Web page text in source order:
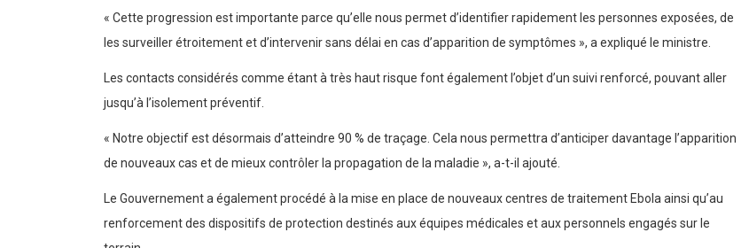
« Cette progression est importante parce qu’elle nous permet d’identifier rapidement les personnes exposées, de
les surveiller étroitement et d’intervenir sans délai en cas d’apparition de symptômes », a expliqué le ministre.
Les contacts considérés comme étant à très haut risque font également l’objet d’un suivi renforcé, pouvant aller
jusqu’à l’isolement préventif.
« Notre objectif est désormais d’atteindre 90 % de traçage. Cela nous permettra d’anticiper davantage l’apparition
de nouveaux cas et de mieux contrôler la propagation de la maladie », a-t-il ajouté.
Le Gouvernement a également procédé à la mise en place de nouveaux centres de traitement Ebola ainsi qu’au
renforcement des dispositifs de protection destinés aux équipes médicales et aux personnels engagés sur le